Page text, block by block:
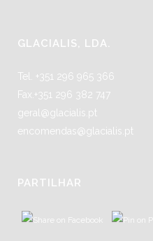
GLACIALIS, LDA.
Tel. +351 296 965 366
Fax.+351 296 382 747
geral@glacialis.pt
encomendas@glacialis.pt
PARTILHAR